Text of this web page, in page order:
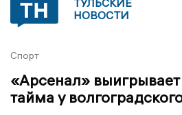
ТУЛЬСКИЕ
НОВОСТИ
Спорт
«Арсенал»
тайма у